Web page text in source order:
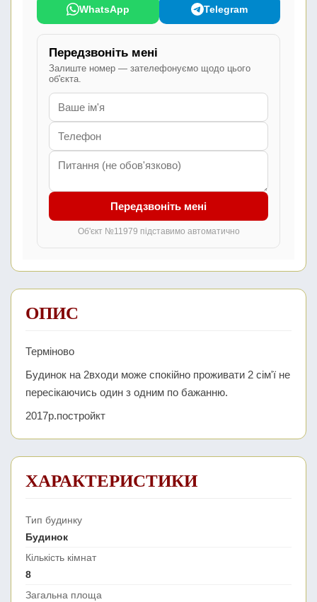
WhatsApp Telegram
Передзвоніть мені
Залиште номер — зателефонуємо щодо цього
об'єкта.
Передзвоніть мені
Об'єкт №11979 підставимо автоматично
ОПИС
Терміново
Будинок на 2входи може спокійно проживати 2 сім'ї не
пересікаючись один з одним по бажанню.
2017р.постройкт
ХАРАКТЕРИСТИКИ
Тип будинку
Будинок
Кількість кімнат
8
Загальна площа